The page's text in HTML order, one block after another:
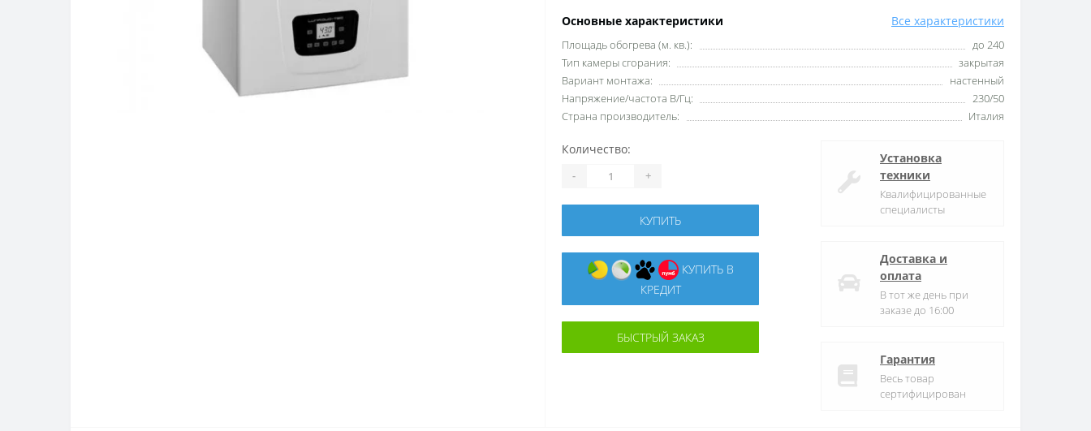
Основные характеристики Все характеристики
Площадь обогрева (м. кв.):
до 240
Тип камеры сгорания:
закрытая
Вариант монтажа:
настенный
Напряжение/частота В/Гц:
230/50
Страна производитель:
Италия
Количество:
- +
КУПИТЬ
КУПИТЬ В
КРЕДИТ
БЫСТРЫЙ ЗАКАЗ
Установка
техники
Квалифицированные
специалисты
Доставка и
оплата
В тот же день при
заказе до 16:00
Гарантия
Весь товар
сертифицирован